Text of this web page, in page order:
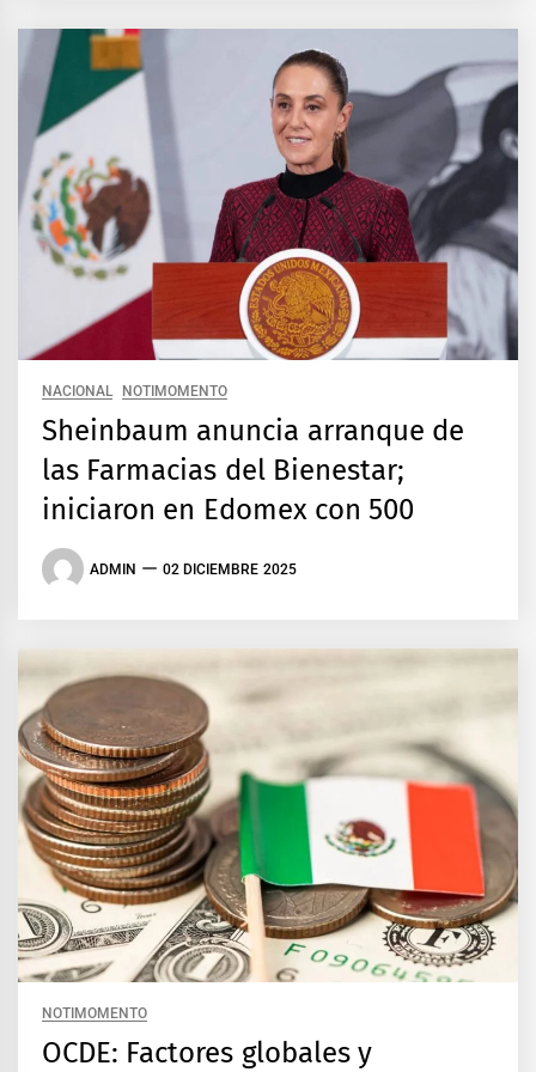
NACIONAL NOTIMOMENTO
Sheinbaum anuncia arranque de
las Farmacias del Bienestar;
iniciaron en Edomex con 500
ADMIN 02 DICIEMBRE 2025
NOTIMOMENTO
OCDE: Factores globales y